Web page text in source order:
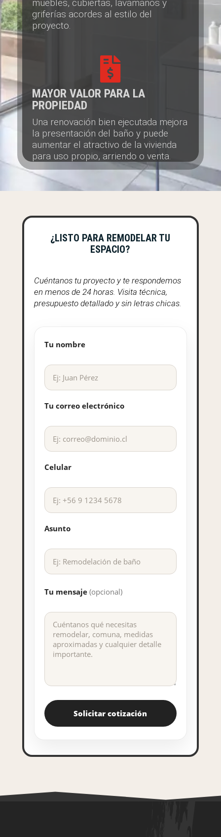
muebles, cubiertas, lavamanos y
griferías acordes al estilo del
proyecto.

MAYOR VALOR PARA LA
PROPIEDAD
Una renovación bien ejecutada mejora
la presentación del baño y puede
aumentar el atractivo de la vivienda
para uso propio, arriendo o venta.
¿LISTO PARA REMODELAR TU
ESPACIO?
Cuéntanos tu proyecto y te respondemos
en menos de 24 horas. Visita técnica,
presupuesto detallado y sin letras chicas.
Tu nombre
Tu correo electrónico
Celular
Asunto
Tu mensaje (opcional)